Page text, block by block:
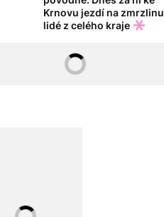
Krnovu jezdí na zmrzlinu
lidé z celého kraje